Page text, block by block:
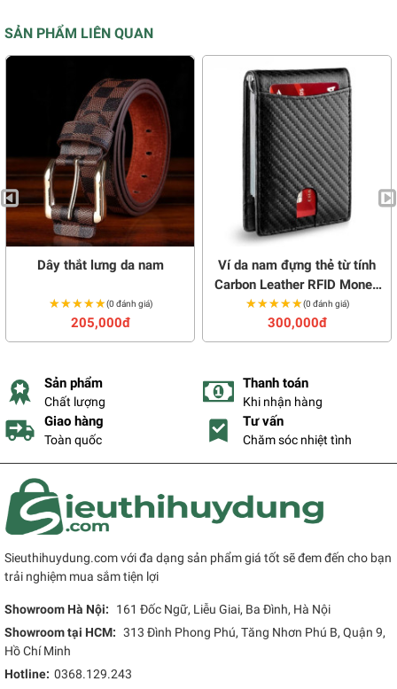
SẢN PHẨM LIÊN QUAN
Dây thắt lưng da nam
★★★★★
★★★★★(0 đánh giá)
205,000đ
Ví da nam đựng thẻ từ tính
Carbon Leather RFID Money
Clip
★★★★★
★★★★★(0 đánh giá)
300,000đ
Sản phẩm
Chất lượng
Thanh toán
Khi nhận hàng
Giao hàng
Toàn quốc
Tư vấn
Chăm sóc nhiệt tình
Sieuthihuydung.com với đa dạng sản phẩm giá tốt sẽ đem đến cho bạn
trải nghiệm mua sắm tiện lợi
Showroom Hà Nội:
161 Đốc Ngữ, Liễu Giai, Ba Đình, Hà Nội
Showroom tại HCM: 313 Đình Phong Phú, Tăng Nhơn Phú B, Quận 9,
Hồ Chí Minh
Hotline: 0368.129.243